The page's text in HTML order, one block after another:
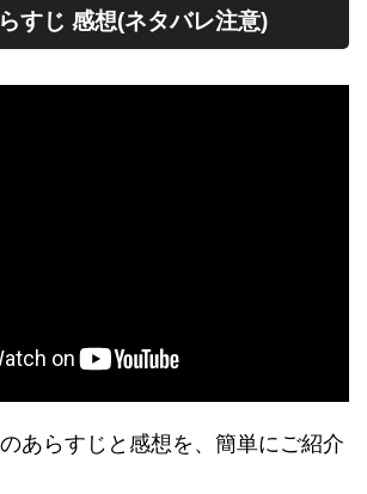
すじ 感想(ネタバレ注意)
あらすじと感想を、簡単にご紹介